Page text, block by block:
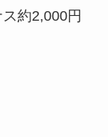
約2,000円